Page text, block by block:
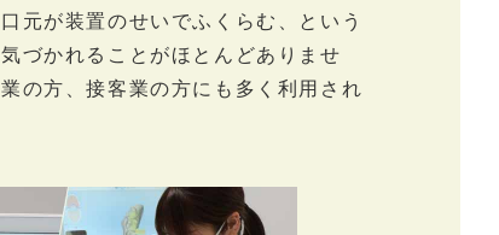
元が装置のせいでふくらむ、という
づかれることがほとんどありませ
の方、接客業の方にも多く利用され